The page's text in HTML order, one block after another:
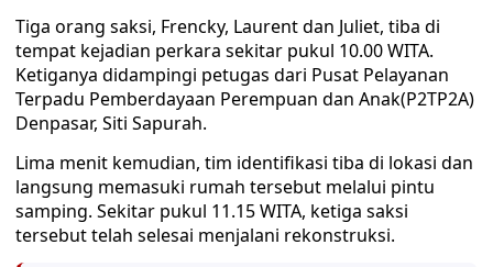
Tiga orang saksi, Frencky, Laurent dan Juliet, tiba di
tempat kejadian perkara sekitar pukul 10.00 WITA.
Ketiganya didampingi petugas dari Pusat Pelayanan
Terpadu Pemberdayaan Perempuan dan Anak(P2TP2A)
Denpasar, Siti Sapurah.
Lima menit kemudian, tim identifikasi tiba di lokasi dan
langsung memasuki rumah tersebut melalui pintu
samping. Sekitar pukul 11.15 WITA, ketiga saksi
tersebut telah selesai menjalani rekonstruksi.